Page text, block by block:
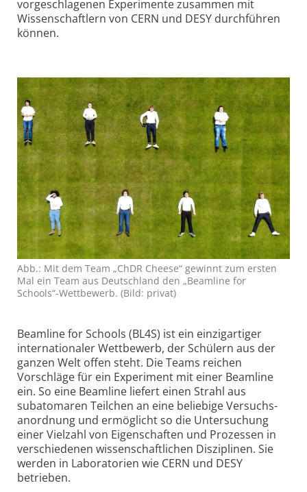
vorgeschlagenen Experimente zusammen mit
Wissenschaftlern von CERN und DESY durchführen
können.
Abb.: Mit dem Team „ChDR Cheese“ gewinnt zum ersten
Mal ein Team aus Deutschland den „Beamline for
Schools“-Wettbewerb. (Bild: privat)
Beamline for Schools (BL4S) ist ein einzigartiger
internationaler Wettbewerb, der Schülern aus der
ganzen Welt offen steht. Die Teams reichen
Vorschläge für ein Experiment mit einer Beamline
ein. So eine Beamline liefert einen Strahl aus
subatomaren Teilchen an eine beliebige Versuchs­
anordnung und ermöglicht so die Untersuchung
einer Vielzahl von Eigenschaften und Prozessen in
verschiedenen wissenschaftlichen Disziplinen. Sie
werden in Laboratorien wie CERN und DESY
betrieben.